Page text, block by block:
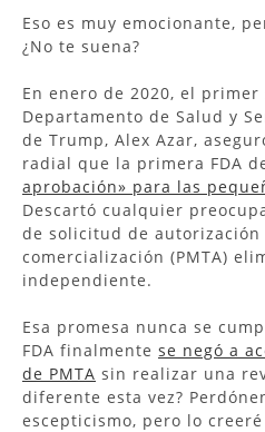
Eso es muy emocionante,
¿No te suena?
En enero de 2020, el
Departamento de Salud y
de Trump, Alex Azar,
radial que la primera FDA
aprobación» para las
Descartó cualquier
de solicitud de autorización
comercialización (PMTA)
independiente.
Esa promesa nunca se
FDA finalmente se negó a
de PMTA sin realizar una
diferente esta vez?
escepticismo, pero lo